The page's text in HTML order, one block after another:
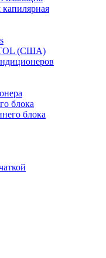
капилярная
(США)
блока
блока